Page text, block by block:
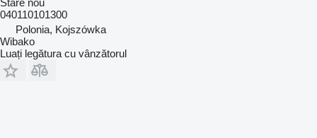
040110101300
Polonia, Kojszówka
Wibako
Luați legătura cu vânzătorul